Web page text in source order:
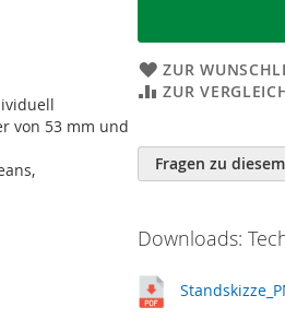
ZUR
ZUR
Informationen
Fragen zu
Downloads:
von 53 mm und